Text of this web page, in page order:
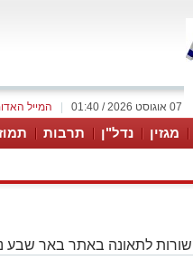
המייל 07 אוגוסט 2026 / 01:40
מגזין נדל"ן תרבות
לתאונה באתר באר שבע